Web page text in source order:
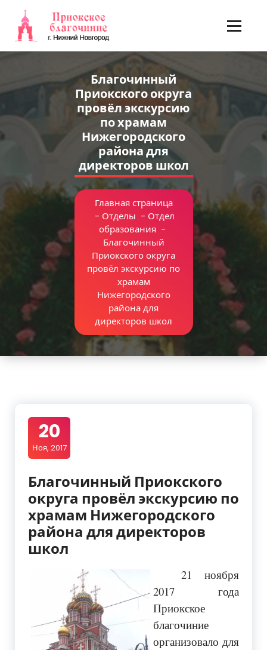
содержимому
Благочинный
Приокского округа
провёл экскурсию
по храмам
Нижегородского
района для
директоров школ
Главная страница
- Отделы - Отдел
образования -
Благочинный
Приокского округа
провёл экскурсию по
храмам
Нижегородского
района для
директоров школ
20
Ноя, 2017
Благочинный Приокского
округа провёл экскурсию по
храмам Нижегородского
района для директоров
школ
21 ноября
2017 года
Приокское
благочиние
организовало для